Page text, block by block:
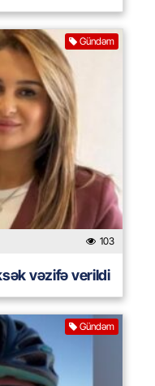
Gündəm
103
vəzifə verildi
Gündəm